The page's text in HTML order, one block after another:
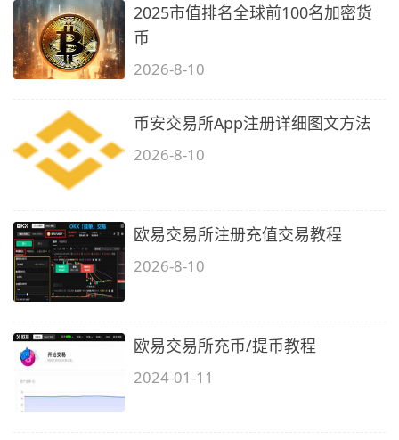
2025市值排名全球前100名加密货
币
2026-8-10
币安交易所App注册详细图文方法
2026-8-10
欧易交易所注册充值交易教程
2026-8-10
欧易交易所充币/提币教程
2024-01-11